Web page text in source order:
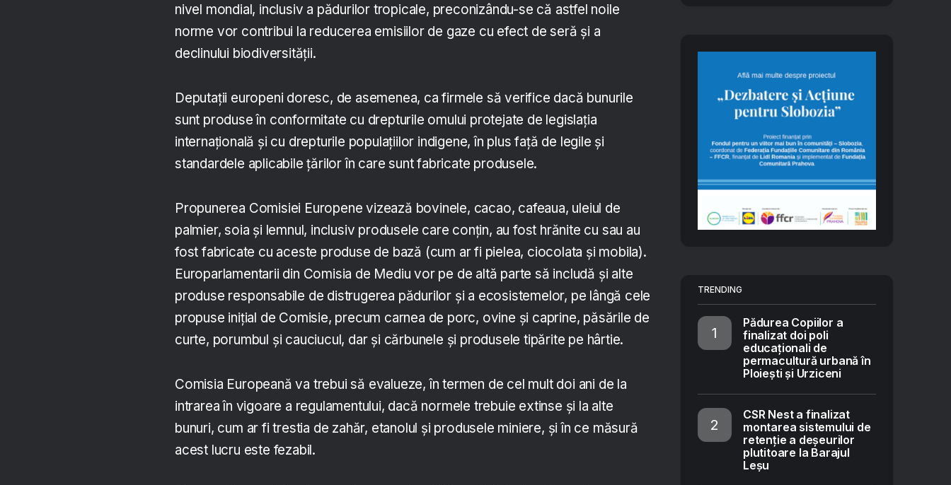
nivel mondial, inclusiv a pădurilor tropicale, preconizându-se că astfel noile
norme vor contribui la reducerea emisiilor de gaze cu efect de seră și a
declinului biodiversității.
Deputații europeni doresc, de asemenea, ca firmele să verifice dacă bunurile
sunt produse în conformitate cu drepturile omului protejate de legislația
internațională și cu drepturile populațiilor indigene, în plus față de legile și
standardele aplicabile țărilor în care sunt fabricate produsele.
Propunerea Comisiei Europene vizează bovinele, cacao, cafeaua, uleiul de
palmier, soia și lemnul, inclusiv produsele care conțin, au fost hrănite cu sau au
fost fabricate cu aceste produse de bază (cum ar fi pielea, ciocolata și mobila).
Europarlamentarii din Comisia de Mediu vor pe de altă parte să includă și alte
produse responsabile de distrugerea pădurilor și a ecosistemelor, pe lângă cele
propuse inițial de Comisie, precum carnea de porc, ovine și caprine, păsările de
curte, porumbul și cauciucul, dar și cărbunele și produsele tipărite pe hârtie.
Comisia Europeană va trebui să evalueze, în termen de cel mult doi ani de la
intrarea în vigoare a regulamentului, dacă normele trebuie extinse și la alte
bunuri, cum ar fi trestia de zahăr, etanolul și produsele miniere, și în ce măsură
acest lucru este fezabil.
TRENDING
Pădurea Copiilor a
finalizat doi poli
educaționali de
permacultură urbană în
Ploiești și Urziceni
CSR Nest a finalizat
montarea sistemului de
retenție a deșeurilor
plutitoare la Barajul
Leșu